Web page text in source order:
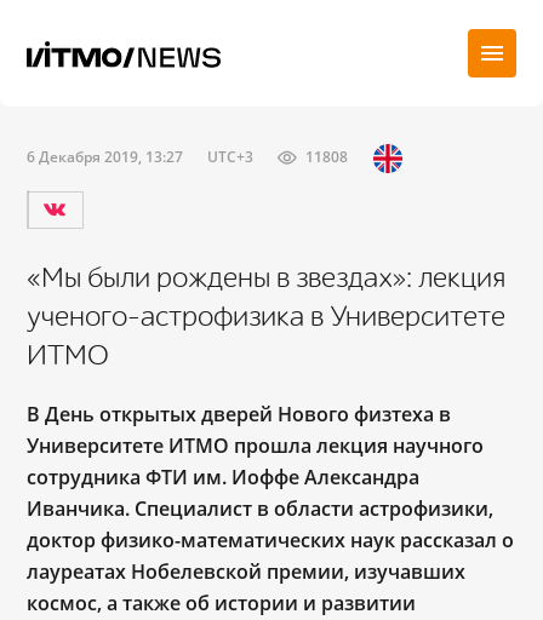
6 Декабря 2019, 13:27 UTC+3 11808
«Мы были рождены в звездах»: лекция
ученого-астрофизика в Университете
ИТМО
В День открытых дверей Нового физтеха в
Университете ИТМО прошла лекция научного
сотрудника ФТИ им. Иоффе Александра
Иванчика. Специалист в области астрофизики,
доктор физико-математических наук рассказал о
лауреатах Нобелевской премии, изучавших
космос, а также об истории и развитии